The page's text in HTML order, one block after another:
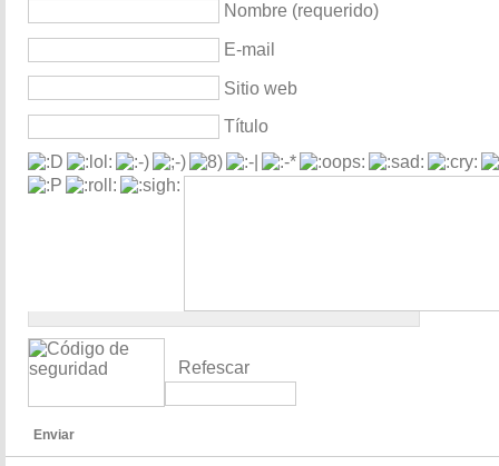
Nombre (requerido)
E-mail
Sitio web
Título
Refescar
Enviar